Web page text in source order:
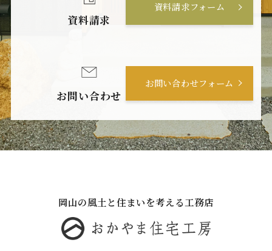
資料請求
資料請求フォーム
お問い合わせ
お問い合わせフォーム
岡山の風土と住まいを考える工務店